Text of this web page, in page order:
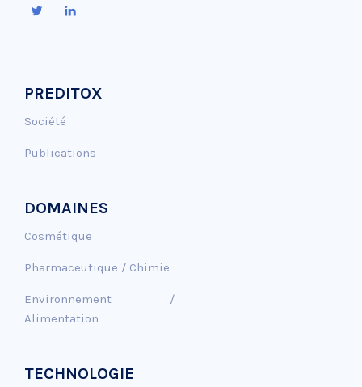
PREDITOX
Société
Publications
DOMAINES
Cosmétique
Pharmaceutique / Chimie
Environnement /
Alimentation
TECHNOLOGIE